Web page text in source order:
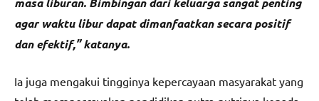
agar waktu libur dapat dimanfaatkan secara positif
dan efektif,” katanya.
Ia juga mengakui tingginya kepercayaan masyarakat yang